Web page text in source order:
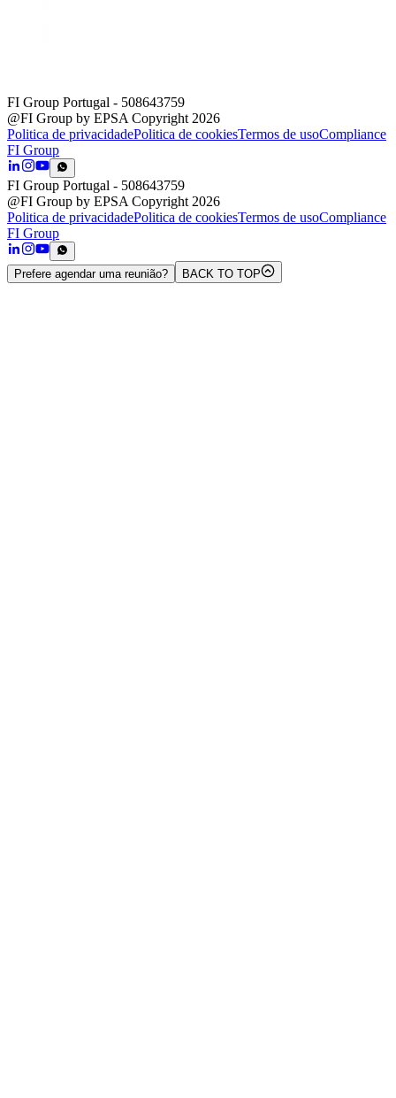
FI Group Portugal - 508643759
@FI Group by EPSA Copyright 2026
Politica de privacidadePolitica de cookiesTermos de usoCompliance
FI Group
FI Group Portugal - 508643759
@FI Group by EPSA Copyright 2026
Politica de privacidadePolitica de cookiesTermos de usoCompliance
FI Group
Prefere agendar uma reunião? BACK TO TOP